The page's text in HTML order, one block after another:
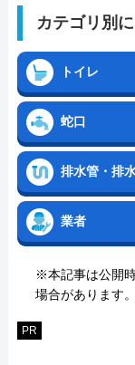
カテゴリ別
トイレ
蛇口
排水管・排
業者
※本記事は公開
場合があります
PR